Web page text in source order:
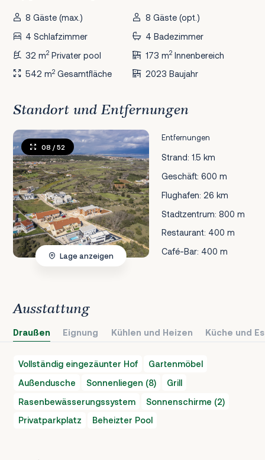
8 Gäste (max.)
8 Gäste (opt.)
4 Schlafzimmer
4 Badezimmer
32 m2 Privater pool 173 m2Innenbereich
542 m2 Gesamtfläche 2023 Baujahr
Standort und Entfernungen
Entfernungen
Strand: 1.5 km
Geschäft: 600 m
Flughafen: 26 km
Stadtzentrum: 800 m
Restaurant: 400 m
Café-Bar: 400 m
08 / 52
Lage anzeigen
Ausstattung
Draußen Eignung Kühlen und Heizen Küche und
Vollständig eingezäunter Hof
Gartenmöbel
Außendusche
Sonnenliegen (8)
Grill
Rasenbewässerungssystem
Sonnenschirme (2)
Privatparkplatz
Beheizter Pool